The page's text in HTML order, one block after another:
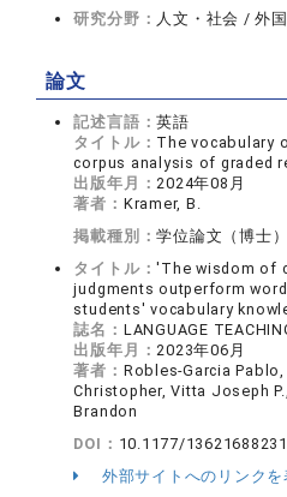
研究分野： 人文・社会 / 外
論文
記述言語：英語
タイトル： The vocabulary
corpus analysis of graded
出版年月： 2024年08月
著者： Kramer, B.
掲載種別：学位論文（博士）
タイトル：'The wisdom of
judgments outperform
students' vocabulary
誌名： LANGUAGE
出版年月： 2023年06月
著者： Robles-Garcia
Christopher, Vitta Joseph
Brandon
DOI： 10.1177/
外部サイトへのリンクを